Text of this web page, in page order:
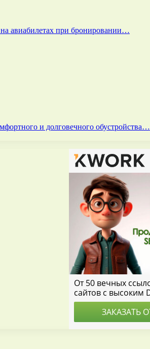
авиабилетах при бронировании…
и долговечного обустройства…